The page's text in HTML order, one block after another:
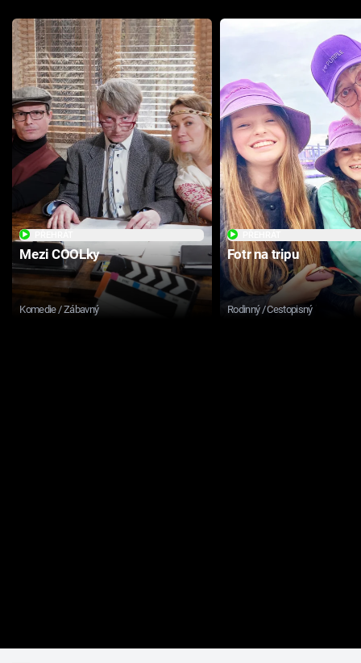
Mezi COOLky
Komedie / Zábavný
Fotr na tripu
Rodinný / Cestopisný